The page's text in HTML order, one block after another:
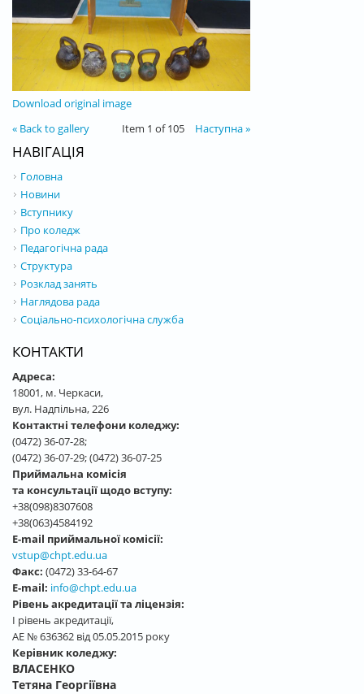
Download original image
« Back to gallery
Item 1 of 105 Наступна »
НАВІГАЦІЯ
Головна
Новини
Вступнику
Про коледж
Педагогічна рада
Структура
Розклад занять
Наглядова рада
Соціально-психологічна служба
КОНТАКТИ
Адреса:
18001, м. Черкаси,
вул. Надпільна, 226
Контактні телефони коледжу:
(0472) 36-07-28;
(0472) 36-07-29; (0472) 36-07-25
Приймальна комісія
та консультації щодо вступу:
+38(098)8307608
+38(063)4584192
E-mail приймальної комісії:
vstup@chpt.edu.ua
Факс: (0472) 33-64-67
E-mail: info@chpt.edu.ua
Рівень акредитації та ліцензія:
І рівень акредитації,
АЕ № 636362 від 05.05.2015 року
Керівник коледжу:
ВЛАСЕНКО
Тетяна Георгіївна